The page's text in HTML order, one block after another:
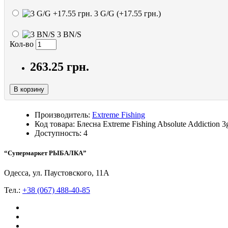
3 G/G (+17.55 грн.)
3 BN/S
Кол-во
263.25 грн.
В корзину
Производитель: Extreme Fishing
Код товара: Блесна Extreme Fishing Absolute Addiction
Доступность: 4
“Супермаркет РЫБАЛКА”
Одесса, ул. Паустовского, 11А
Тел.: +38 (067) 488-40-85